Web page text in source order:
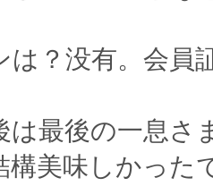
は？没有。会員
最後の一息さ
構美味しかった